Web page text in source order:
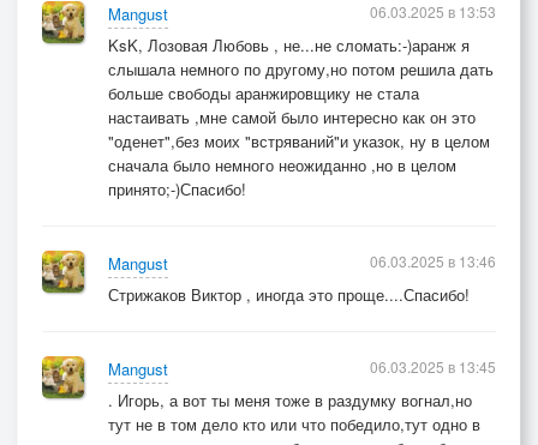
Mangust
KsK, Лозовая Любовь , не...не сломать:-)аранж я
слышала немного по другому,но потом решила дать
больше свободы аранжировщику не стала
настаивать ,мне самой было интересно как он это
"оденет",без моих "встряваний"и указок, ну в целом
сначала было немного неожиданно ,но в целом
принято;-)Спасибо!
06.03.2025 в 13:53
Mangust
Стрижаков Виктор , иногда это проще....Спасибо!
06.03.2025 в 13:46
Mangust
. Игорь, а вот ты меня тоже в раздумку вогнал,но
тут не в том дело кто или что победило,тут одно в
06.03.2025 в 13:45